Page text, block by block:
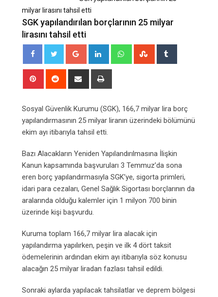
milyar lirasını tahsil etti
SGK yapılandırılan borçlarının 25 milyar
lirasını tahsil etti
Google+ LinkedIn WhatsappStumbleUpon
Pinterest Reddit
Share
Sosyal Güvenlik Kurumu (SGK), 166,7 milyar lira borç
yapılandırmasının 25 milyar liranın üzerindeki bölümünü
ekim ayı itibarıyla tahsil etti.
Bazı Alacakların Yeniden Yapılandırılmasına İlişkin
Kanun kapsamında başvuruları 3 Temmuz’da sona
eren borç yapılandırmasıyla SGK’ye, sigorta primleri,
idari para cezaları, Genel Sağlık Sigortası borçlarının da
aralarında olduğu kalemler için 1 milyon 700 binin
üzerinde kişi başvurdu.
Kuruma toplam 166,7 milyar lira alacak için
yapılandırma yapılırken, peşin ve ilk 4 dört taksit
ödemelerinin ardından ekim ayı itibarıyla söz konusu
alacağın 25 milyar liradan fazlası tahsil edildi.
Sonraki aylarda yapılacak tahsilatlar ve deprem bölgesi